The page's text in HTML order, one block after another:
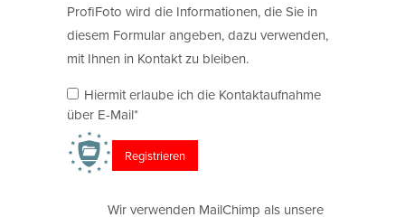
ProfiFoto wird die Informationen, die Sie in
diesem Formular angeben, dazu verwenden,
mit Ihnen in Kontakt zu bleiben.
Hiermit erlaube ich die Kontaktaufnahme
über E-Mail*
Wir verwenden MailChimp als unsere